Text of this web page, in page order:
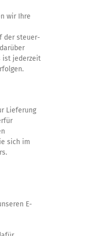
wir Ihre
der steuer-
ist jederzeit
Lieferung
sich im
E-